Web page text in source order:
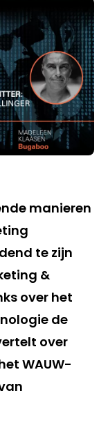
manieren
te zijn
&
over het
de
over
WAUW-